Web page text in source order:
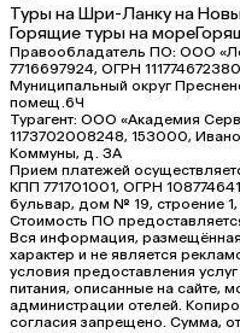
Туры на Шри-Ланку на
Горящие туры на море
Правообладатель ПО: ООО
7716697924, ОГРН
Муниципальный округ
помещ.6Ч
Турагент: ООО «Академия
1173702008248, 153000,
Коммуны, д. ЗА
Прием платежей
КПП 771701001, ОГРН
бульвар, дом № 19, строение 1,
Стоимость ПО
Вся информация,
характер и не является
условия предоставления
питания, описанные на сайте,
администрации отелей.
согласия запрещено. Сумма,